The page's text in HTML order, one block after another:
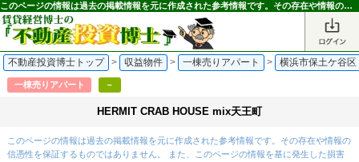
このページの情報は過去の掲載情報を元に作成された参考情報です。その存在や情報の信憑性を保証するものではありません。｜不動産投資博士
不動産投資博士トップ > 収益物件 > 一棟売りアパート > 横浜市保土ケ谷区
一棟売りアパート －
HERMIT CRAB HOUSE mix天王町
このページの情報は過去の掲載情報を元に作成された参考情報です。その存在や情報の
信憑性を保証するものではありません。 また、このページの情報を基に発生した損害